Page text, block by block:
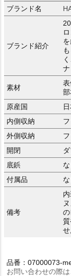
ブランド名
ブランド紹介
ナ
素材
原産国
内側収納
外側収納
開閉
底鋲
付属品
備考
の
せ
品番：07000073-
お問い合わせの際